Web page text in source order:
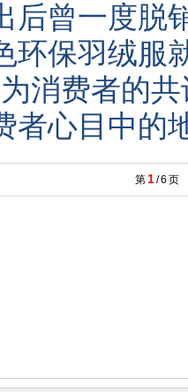
后曾一度脱
环保羽绒服
消费者的
者心目中的
第 1/6 页